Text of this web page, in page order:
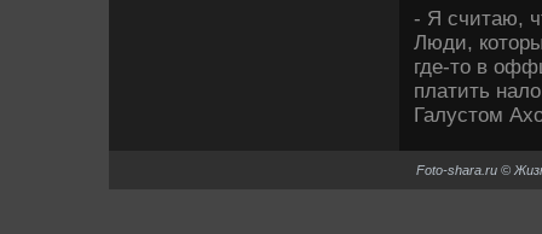
- Я считаю,
Люди,
где-тο в
платить
Галустοм
Foto-shara.ru ©